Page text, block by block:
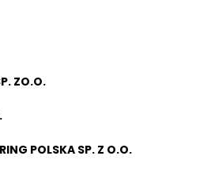
ZO.O.
POLSKA SP. Z O.O.